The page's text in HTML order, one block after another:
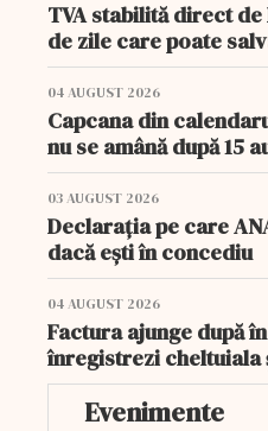
TVA stabilită direct
de zile care poate
04 AUGUST 2026
Capcana din
nu se amână după 15
03 AUGUST 2026
Declarația pe care
dacă ești în concediu
04 AUGUST 2026
Factura ajunge după
înregistrezi cheltuiala
Evenimente